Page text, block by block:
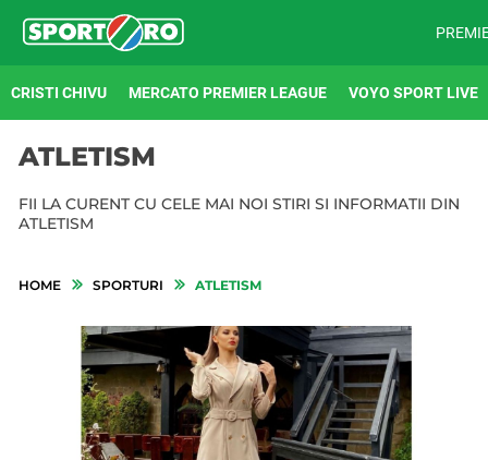
CRISTI CHIVU MERCATO PREMIER LEAGUE VOYO SPORT LIVE
ATLETISM
FII LA CURENT CU CELE MAI NOI STIRI SI INFORMATII DIN
ATLETISM
HOME SPORTURI ATLETISM